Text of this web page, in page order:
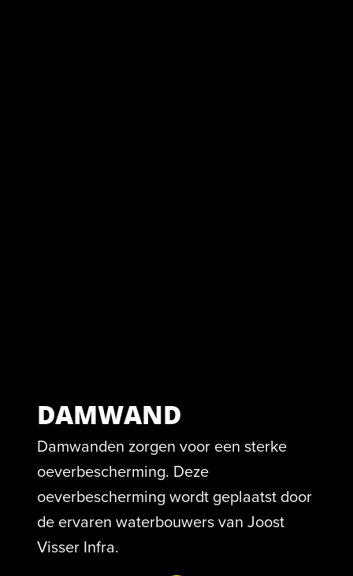
DAMWAND
Damwanden zorgen voor een sterke
oeverbescherming. Deze
oeverbescherming wordt geplaatst door
de ervaren waterbouwers van Joost
Visser Infra.